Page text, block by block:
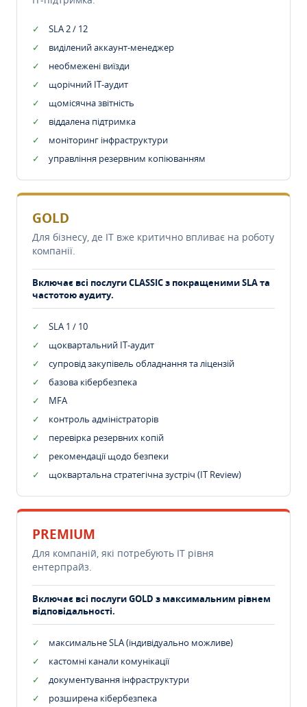
SLA 2 / 12
виділений аккаунт-менеджер
необмежені виїзди
щорічний IT-аудит
щомісячна звітність
віддалена підтримка
моніторинг інфраструктури
управління резервним копіюванням
GOLD
Для бізнесу, де IT вже критично впливає на роботу
компанії.
Включає всі послуги CLASSIC з покращеними SLA та
частотою аудиту.
SLA 1 / 10
щоквартальний IT-аудит
супровід закупівель обладнання та ліцензій
базова кібербезпека
MFA
контроль адміністраторів
перевірка резервних копій
рекомендації щодо безпеки
щоквартальна стратегічна зустріч (IT Review)
PREMIUM
Для компаній, які потребують ІТ рівня
ентерпрайз.
Включає всі послуги GOLD з максимальним рівнем
відповідальності.
максимальне SLA (індивідуально можливе)
кастомні канали комунікації
документування інфраструктури
розширена кібербезпека